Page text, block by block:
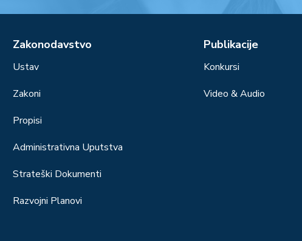
Zakonodavstvo
Ustav
Zakoni
Propisi
Administrativna Uputstva
Strateški Dokumenti
Razvojni Planovi
Publikacije
Konkursi
Video & Audio